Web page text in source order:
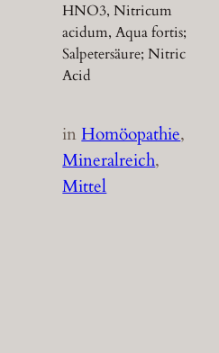
HNO3, Nitricum
acidum, Aqua fortis;
Salpetersäure; Nitric
Acid
inHomöopathie
Mineralreich
Mittel